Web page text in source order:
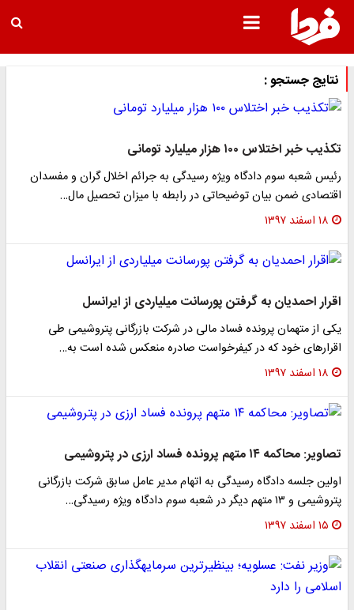
نتایج جستجو :
تکذیب خبر اختلاس ۱۰۰ هزار میلیارد تومانی
رئیس شعبه سوم دادگاه ویژه رسیدگی به جرائم اخلال گران و مفسدان
اقتصادی ضمن بیان توضیحاتی در رابطه با میزان تحصیل مال…
۱۸ اسفند ۱۳۹۷
اقرار احمدیان به گرفتن پورسانت میلیاردی از ایرانسل
یکی از متهمان پرونده فساد مالی در شرکت بازرگانی پتروشیمی طی
اقرار‌های خود که در کیفرخواست صادره منعکس شده است به…
۱۸ اسفند ۱۳۹۷
تصاویر: محاکمه ۱۴ متهم پرونده فساد ارزی در پتروشیمی
اولین جلسه دادگاه رسیدگی به اتهام مدیر عامل سابق شرکت بازرگانی
پتروشیمی و ۱۳ متهم دیگر در شعبه سوم دادگاه ویژه رسیدگی…
۱۵ اسفند ۱۳۹۷